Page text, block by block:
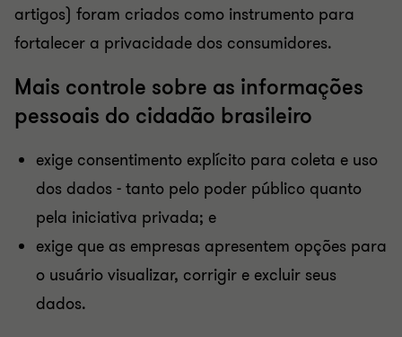
artigos) foram criados como instrumento para
fortalecer a privacidade dos consumidores.
Mais controle sobre as informações
pessoais do cidadão brasileiro
exige consentimento explícito para coleta e uso
dos dados - tanto pelo poder público quanto
pela iniciativa privada; e
exige que as empresas apresentem opções para
o usuário visualizar, corrigir e excluir seus
dados.